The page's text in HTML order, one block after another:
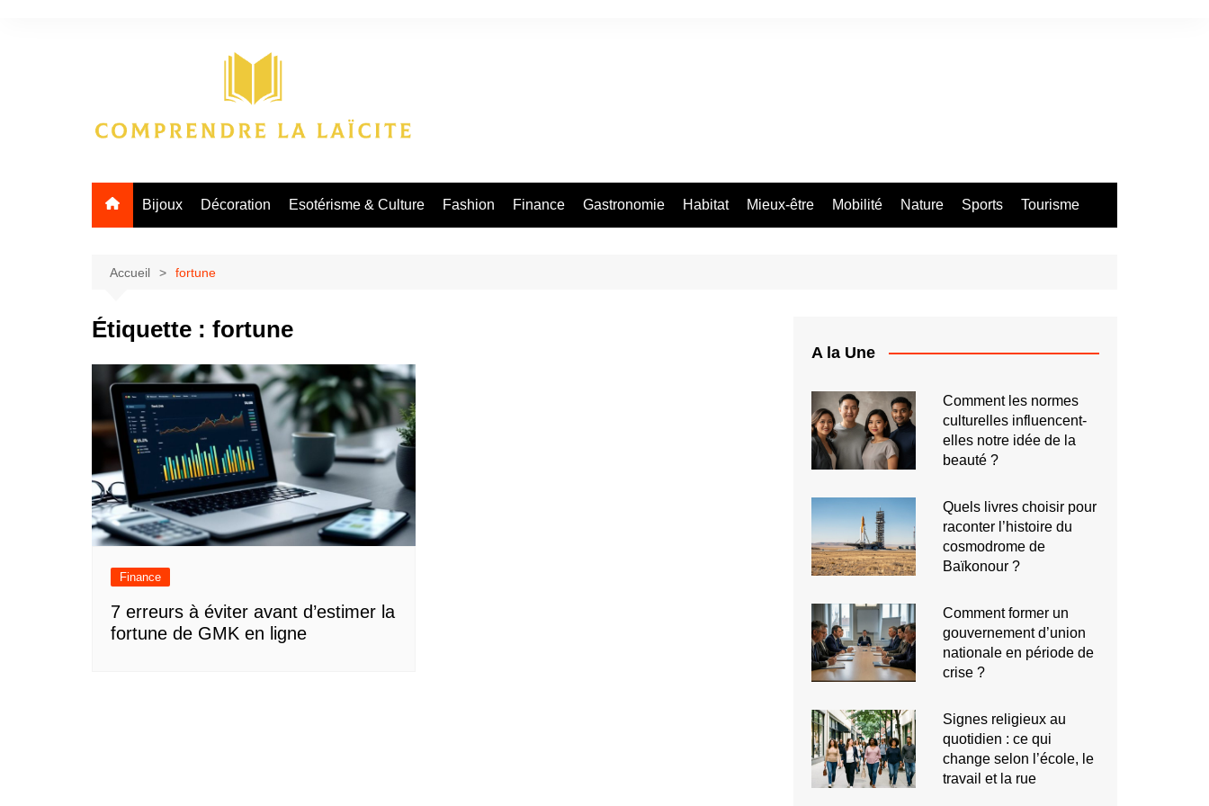
Bijoux Décoration Esotérisme & Culture Fashion Finance Gastronomie Habitat Mieux-être Mobilité Nature Sports Tourisme
Accueil fortune
Étiquette : fortune
Finance
7 erreurs à éviter avant d’estimer la
fortune de GMK en ligne
A la Une
Comment les normes
culturelles influencent-
elles notre idée de la
beauté ?
Quels livres choisir pour
raconter l’histoire du
cosmodrome de
Baïkonour ?
Comment former un
gouvernement d’union
nationale en période de
crise ?
Signes religieux au
quotidien : ce qui
change selon l’école, le
travail et la rue